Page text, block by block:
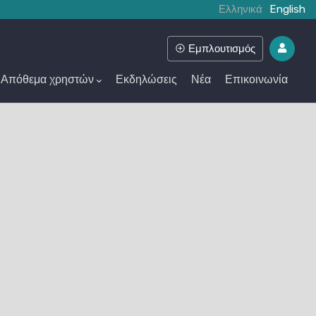
Ελληνικά English
Απόθεμα χρηστών Εκδηλώσεις Νέα Επικοινωνία
Εμπλουτισμός